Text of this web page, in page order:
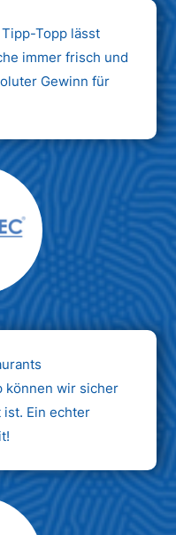
Topp lässt
immer frisch und
Gewinn für
können wir sicher
Ein echter